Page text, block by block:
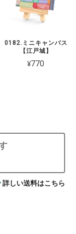
0182.ミニキャンバス
【江戸城】
¥770
詳しい送料はこちら